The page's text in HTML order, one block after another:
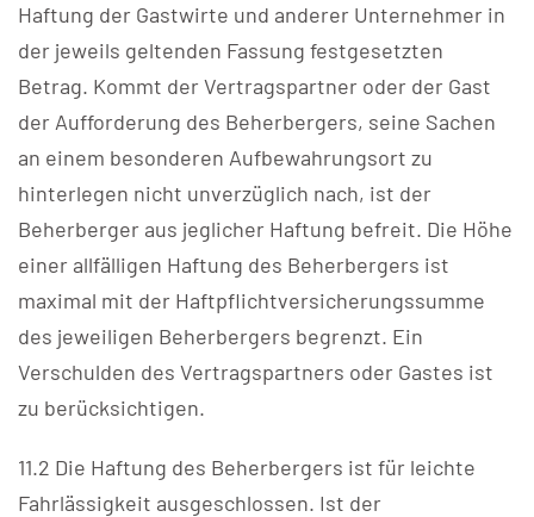
Haftung der Gastwirte und anderer Unternehmer in
der jeweils geltenden Fassung festgesetzten
Betrag. Kommt der Vertragspartner oder der Gast
der Aufforderung des Beherbergers, seine Sachen
an einem besonderen Aufbewahrungsort zu
hinterlegen nicht unverzüglich nach, ist der
Beherberger aus jeglicher Haftung befreit. Die Höhe
einer allfälligen Haftung des Beherbergers ist
maximal mit der Haftpflichtversicherungssumme
des jeweiligen Beherbergers begrenzt. Ein
Verschulden des Vertragspartners oder Gastes ist
zu berücksichtigen.
11.2 Die Haftung des Beherbergers ist für leichte
Fahrlässigkeit ausgeschlossen. Ist der